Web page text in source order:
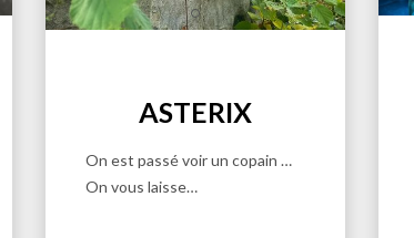
ASTERIX
On est passé voir un copain …
On vous laisse…